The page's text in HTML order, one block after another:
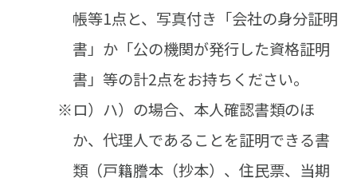
帳等1点と、写真付き「会社の身分証明
書」か「公の機関が発行した資格証明
書」等の計2点をお持ちください。
※ロ）ハ）の場合、本人確認書類のほ
か、代理人であることを証明できる書
類（戸籍謄本（抄本）、住民票、当期